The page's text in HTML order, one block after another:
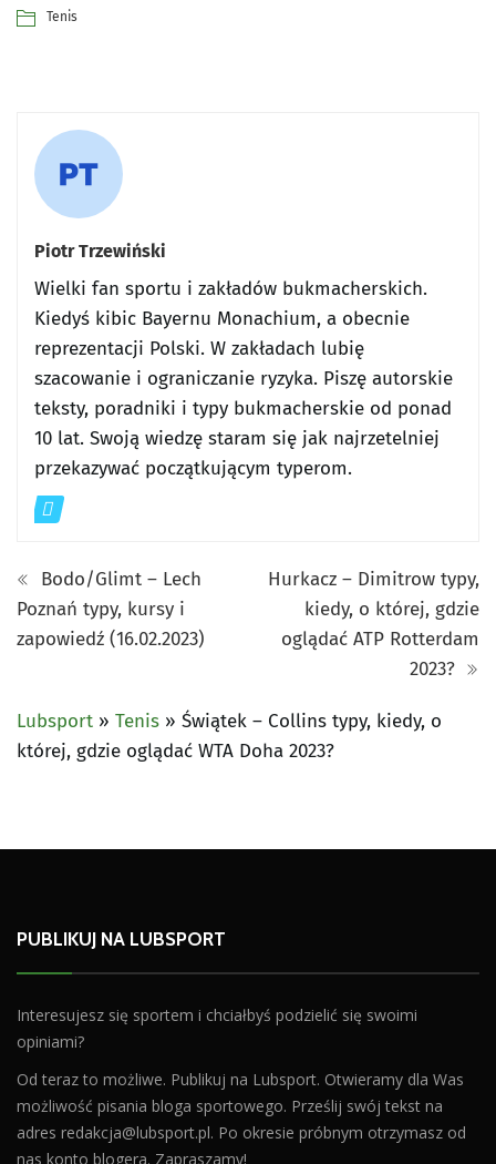
Tenis
Piotr Trzewiński
Wielki fan sportu i zakładów bukmacherskich.
Kiedyś kibic Bayernu Monachium, a obecnie
reprezentacji Polski. W zakładach lubię
szacowanie i ograniczanie ryzyka. Piszę autorskie
teksty, poradniki i typy bukmacherskie od ponad
10 lat. Swoją wiedzę staram się jak najrzetelniej
przekazywać początkującym typerom.
Bodo/Glimt – Lech
Poznań typy, kursy i
zapowiedź (16.02.2023)
Hurkacz – Dimitrow typy,
kiedy, o której, gdzie
oglądać ATP Rotterdam
2023?
Lubsport » Tenis » Świątek – Collins typy, kiedy, o
której, gdzie oglądać WTA Doha 2023?
PUBLIKUJ NA LUBSPORT
Interesujesz się sportem i chciałbyś podzielić się swoimi
opiniami?
Od teraz to możliwe. Publikuj na Lubsport. Otwieramy dla Was
możliwość pisania bloga sportowego. Prześlij swój tekst na
adres redakcja@lubsport.pl. Po okresie próbnym otrzymasz od
nas konto blogera. Zapraszamy!